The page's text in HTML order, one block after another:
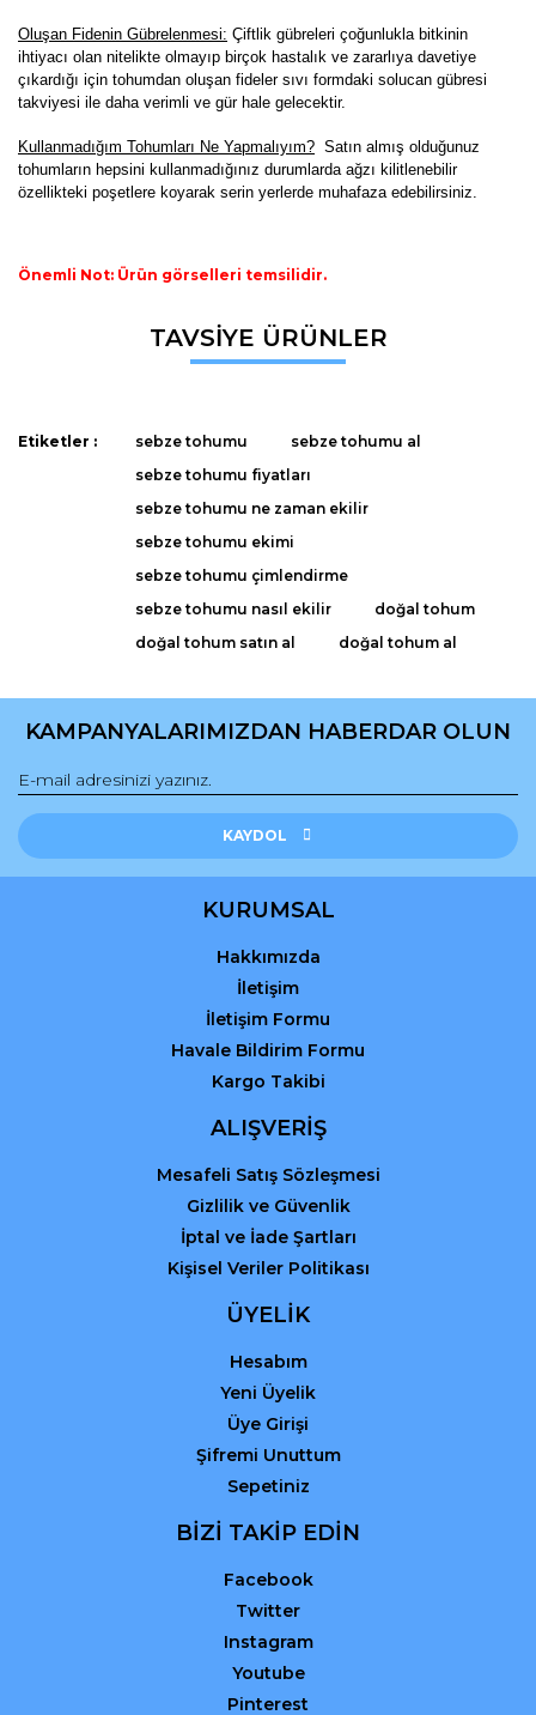
Oluşan Fidenin Gübrelenmesi: Çiftlik gübreleri çoğunlukla bitkinin
ihtiyacı olan nitelikte olmayıp birçok hastalık ve zararlıya davetiye
çıkardığı için tohumdan oluşan fideler sıvı formdaki solucan gübresi
takviyesi ile daha verimli ve gür hale gelecektir.
Kullanmadığım Tohumları Ne Yapmalıyım? Satın almış olduğunuz
tohumların hepsini kullanmadığınız durumlarda ağzı kilitlenebilir
özellikteki poşetlere koyarak serin yerlerde muhafaza edebilirsiniz.
Önemli Not: Ürün görselleri temsilidir.
Bu ürüne ilk yorumu siz yapın!
Yorum Yaz
Bu ürünün fiyat bilgisi, resim, ürün açıklamalarında ve diğer
konularda yetersiz gördüğünüz noktaları öneri formunu
Bu ürüne benzer farklı alternatifler olmalı.
TAVSİYE ÜRÜNLER
Etiketler : sebze tohumu
sebze tohumu al
sebze tohumu fiyatları
sebze tohumu ne zaman ekilir
sebze tohumu ekimi
sebze tohumu çimlendirme
sebze tohumu nasıl ekilir
doğal tohum
doğal tohum satın al
doğal tohum al
KAMPANYALARIMIZDAN HABERDAR OLUN
KAYDOL
KURUMSAL
Hakkımızda
İletişim
İletişim Formu
Havale Bildirim Formu
Kargo Takibi
ALIŞVERİŞ
Mesafeli Satış Sözleşmesi
Gizlilik ve Güvenlik
İptal ve İade Şartları
Kişisel Veriler Politikası
ÜYELİK
Hesabım
Yeni Üyelik
Üye Girişi
Şifremi Unuttum
Sepetiniz
BİZİ TAKİP EDİN
Facebook
Twitter
Instagram
Youtube
Pinterest